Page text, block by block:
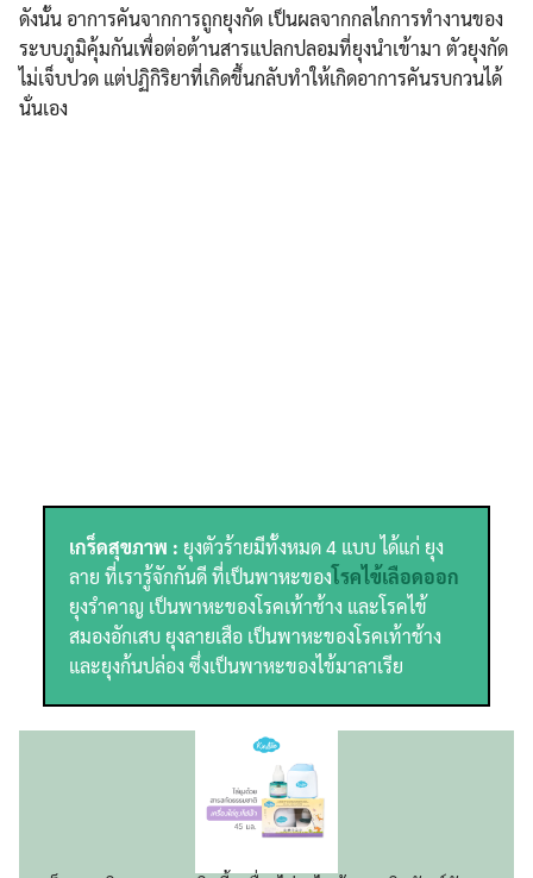
ดังนั้น อาการคันจากการถูกยุงกัด เป็นผลจากกลไกการทำงานของ
ระบบภูมิคุ้มกันเพื่อต่อต้านสารแปลกปลอมที่ยุงนำเข้ามา ตัวยุงกัด
ไม่เจ็บปวด แต่ปฏิกิริยาที่เกิดขึ้นกลับทำให้เกิดอาการคันรบกวนได้
นั่นเอง
เกร็ดสุขภาพ : ยุงตัวร้ายมีทั้งหมด 4 แบบ ได้แก่ ยุง
ลาย ที่เรารู้จักกันดี ที่เป็นพาหะของโรคไข้เลือดออก
ยุงรำคาญ เป็นพาหะของโรคเท้าช้าง และโรคไข้
สมองอักเสบ ยุงลายเสือ เป็นพาหะของโรคเท้าช้าง
และยุงก้นปล่อง ซึ่งเป็นพาหะของไข้มาลาเรีย